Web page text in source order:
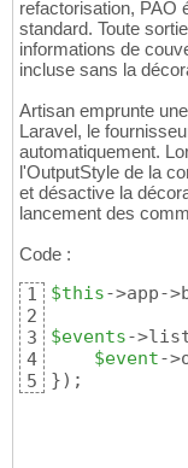
refactorisation, PAO
standard. Toute
informations de
incluse sans la
Artisan emprunte
Laravel, le
automatiquement.
l'OutputStyle de la
et désactive la
lancement des
Code :
1
2
3
4
5
$this->app-
$events-
$event-
}) ;